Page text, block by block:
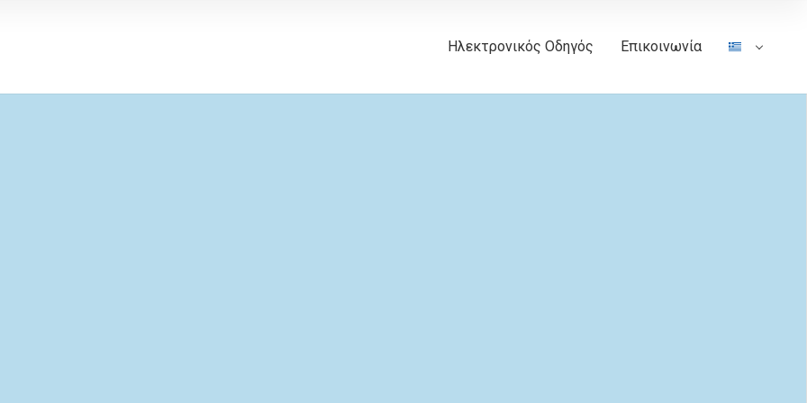
Ηλεκτρονικός Οδηγός Επικοινωνία